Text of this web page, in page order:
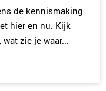
de kennismaking
hier en nu. Kijk
zie je waar...